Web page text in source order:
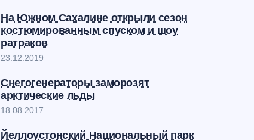
На Южном Сахалине открыли сезон
костюмированным спуском и шоу
ратраков
23.12.2019
Снегогенераторы заморозят
арктические льды
18.08.2017
Йеллоустонский Национальный парк